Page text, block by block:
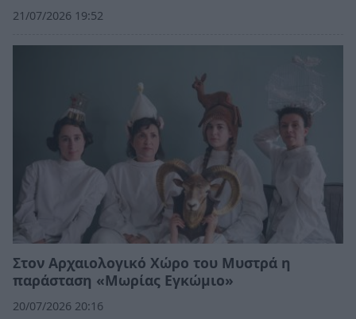
21/07/2026 19:52
Στον Αρχαιολογικό Χώρο του Μυστρά η
παράσταση «Μωρίας Εγκώμιο»
20/07/2026 20:16